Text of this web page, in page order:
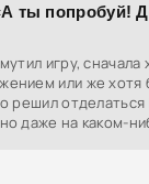
ты попробуй!
игру, сначала
или же хотя
решил
даже на каком-